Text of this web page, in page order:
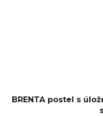
BRENTA postel s